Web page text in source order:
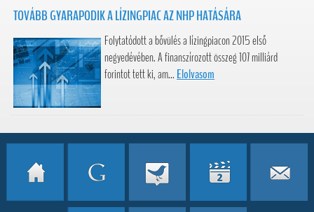
TOVÁBB GYARAPODIK A LÍZINGPIAC AZ NHP HATÁSÁRA
Folytatódott a bővülés a lízingpiacon 2015 első
negyedévében. A finanszírozott összeg 107 milliárd
forintot tett ki, am... Elolvasom